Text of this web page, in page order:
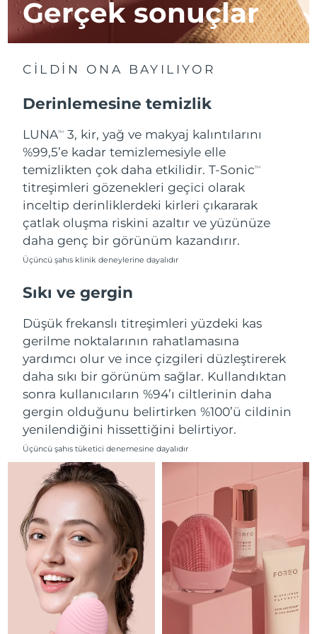
Gerçek sonuçlar
CİLDİN ONA BAYILIYOR
Derinlemesine temizlik
LUNATM
3, kir, yağ ve makyaj kalıntılarını
%99,5’e kadar temizlemesiyle elle
temizlikten çok daha etkilidir. T-SonicTM
titreşimleri gözenekleri geçici olarak
inceltip derinliklerdeki kirleri çıkararak
çatlak oluşma riskini azaltır ve yüzünüze
daha genç bir görünüm kazandırır.
Üçüncü şahıs klinik deneylerine dayalıdır
Sıkı ve gergin
Düşük frekanslı titreşimleri yüzdeki kas
gerilme noktalarının rahatlamasına
yardımcı olur ve ince çizgileri düzleştirerek
daha sıkı bir görünüm sağlar. Kullandıktan
sonra kullanıcıların %94’ı ciltlerinin daha
gergin olduğunu belirtirken %100’ü cildinin
yenilendiğini hissettiğini belirtiyor.
Üçüncü şahıs tüketici denemesine dayalıdır
Çin Makao ÖİB Tahmini teslim tarihi8/11/26
Malezya Tahmini teslim tarihi
Malta Tahmini teslim tarihi
Meksika Tahmini teslim tarihi8/13/26
Monako Tahmini teslim tarihi8/10/26
Hollanda Tahmini teslim tarihi
Yeni Zelanda Tahmini teslim tarihi
Norveç Tahmini teslim tarihi
Umman
Filipinler Tahmini teslim tarihi8/12/26
Polonya Tahmini teslim tarihi 8/10/26
Portekiz Tahmini teslim tarihi8/9/26
Porto Riko Tahmini teslim tarihi
Katar Tahmini teslim tarihi8/10/26
Reunion Tahmini teslim tarihi
Romanya Tahmini teslim tarihi
Rusya Tahmini teslim tarihi8/17/26
Suudi Arabistan Tahmini teslim tarihi 8/10/26
Singapur